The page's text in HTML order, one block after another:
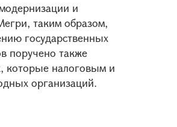
и
таким образом,
государственных
поручено также
которые налоговым и
организаций.